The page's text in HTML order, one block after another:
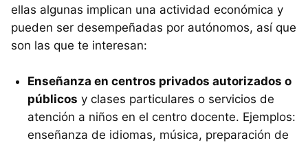
ellas algunas implican una actividad económica y
pueden ser desempeñadas por autónomos, así que
son las que te interesan:
Enseñanza en centros privados autorizados o
públicos y clases particulares o servicios de
atención a niños en el centro docente. Ejemplos:
enseñanza de idiomas, música, preparación de